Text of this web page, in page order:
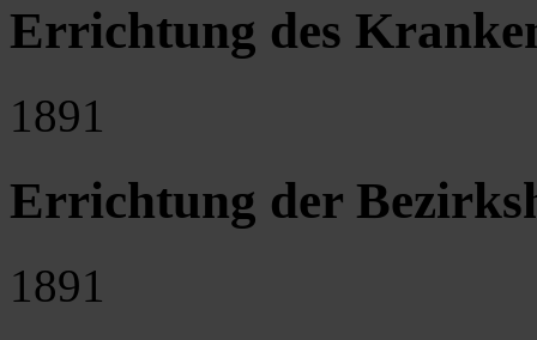
Errichtung des
1891
Errichtung der
1891